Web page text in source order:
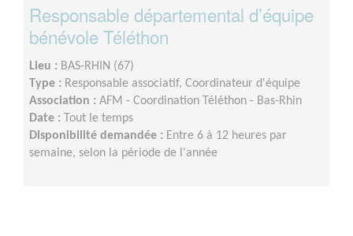
Responsable départemental d’équipe
bénévole Téléthon
Lieu : BAS-RHIN (67)
Type : Responsable associatif, Coordinateur d'équipe
Association : AFM - Coordination Téléthon - Bas-Rhin
Date :
Tout le temps
Disponibilité demandée : Entre 6 à 12 heures par
semaine, selon la période de l'année